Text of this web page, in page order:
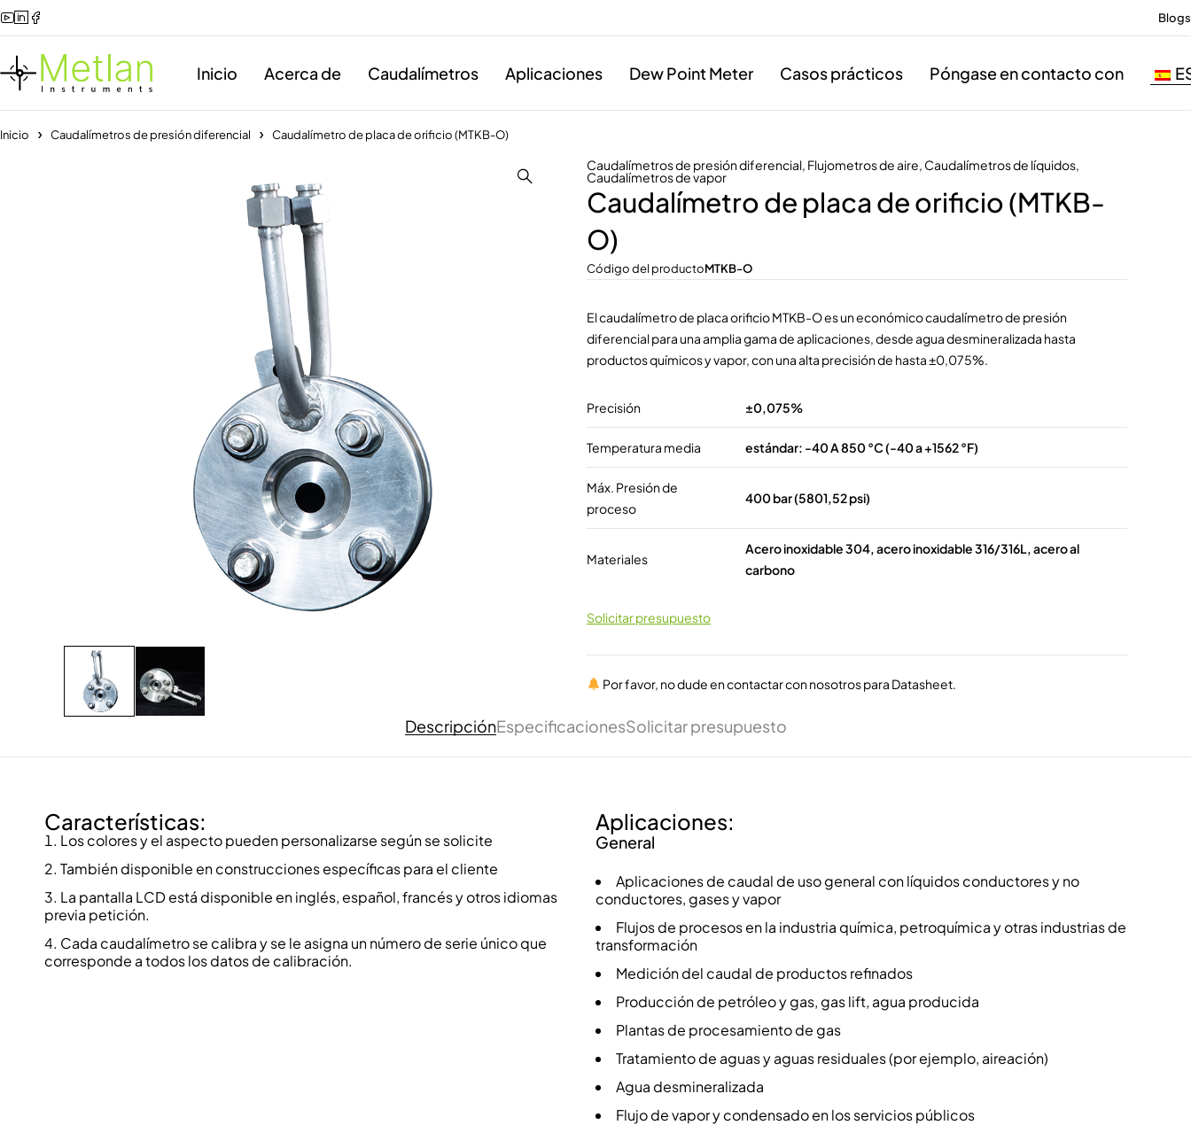
Blogs
Inicio Acerca de Caudalímetros Aplicaciones Dew Point Meter Casos prácticos Póngase en contacto con
Inicio Caudalímetros de presión diferencial Caudalímetro de placa de orificio (MTKB-O)
Caudalímetros de presión diferencial, Flujometros de aire, Caudalímetros de líquidos,
Caudalímetros de vapor
Caudalímetro de placa de orificio (MTKB-
O)
Código del productoMTKB-O
El caudalímetro de placa orificio MTKB-O es un económico caudalímetro de presión
diferencial para una amplia gama de aplicaciones, desde agua desmineralizada hasta
productos químicos y vapor, con una alta precisión de hasta ±0,075%.
Precisión ±0,075%
Temperatura media estándar: -40 A 850 °C (-40 a +1562 °F)
Máx. Presión de
proceso
400 bar (5801,52 psi)
Materiales
Acero inoxidable 304, acero inoxidable 316/316L, acero al
carbono
Solicitar presupuesto
Por favor, no dude en contactar con nosotros para Datasheet.
DescripciónEspecificacionesSolicitar presupuesto
Características:
Los colores y el aspecto pueden personalizarse según se solicite
También disponible en construcciones específicas para el cliente
La pantalla LCD está disponible en inglés, español, francés y otros idiomas
previa petición.
Cada caudalímetro se calibra y se le asigna un número de serie único que
corresponde a todos los datos de calibración.
Aplicaciones:
General
Aplicaciones de caudal de uso general con líquidos conductores y no
conductores, gases y vapor
Flujos de procesos en la industria química, petroquímica y otras industrias de
transformación
Medición del caudal de productos refinados
Producción de petróleo y gas, gas lift, agua producida
Plantas de procesamiento de gas
Tratamiento de aguas y aguas residuales (por ejemplo, aireación)
Agua desmineralizada
Flujo de vapor y condensado en los servicios públicos